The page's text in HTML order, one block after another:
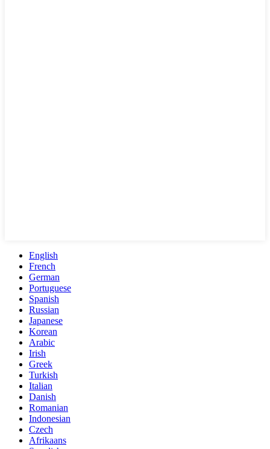
English
French
German
Portuguese
Spanish
Russian
Japanese
Korean
Arabic
Irish
Greek
Turkish
Italian
Danish
Romanian
Indonesian
Czech
Afrikaans